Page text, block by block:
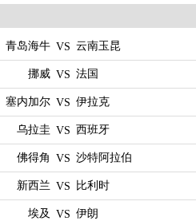
青岛海牛 VS 云南玉昆
挪威 VS 法国
塞内加尔 VS 伊拉克
乌拉圭 VS 西班牙
佛得角 VS 沙特阿拉伯
新西兰 VS 比利时
埃及 VS 伊朗